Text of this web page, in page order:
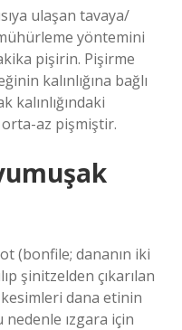
ulaşan tavaya/
yöntemini
pişirin. Pişirme
kalınlığına bağlı
kalınlığındaki
az pişmiştir.
(bonfile; dananın iki
şinitzelden çıkarılan
dana etinin
nedenle ızgara için